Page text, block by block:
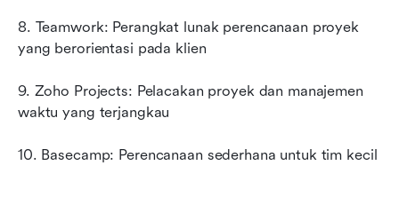
8. Teamwork: Perangkat lunak perencanaan proyek
yang berorientasi pada klien
9. Zoho Projects: Pelacakan proyek dan manajemen
waktu yang terjangkau
10. Basecamp: Perencanaan sederhana untuk tim kecil